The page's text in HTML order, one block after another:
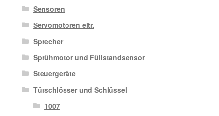
Sensoren
Servomotoren eltr.
Sprecher
Sprühmotor und Füllstandsensor
Steuergeräte
Türschlösser und Schlüssel
1007